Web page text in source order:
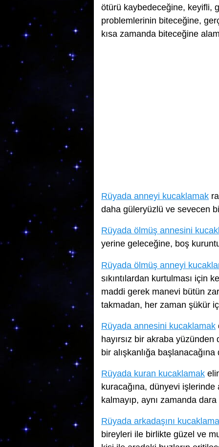
ötürü kaybedeceğine, keyifli,
problemlerinin biteceğine,
kısa zamanda biteceğine
Rüyada anneyi kucaklamak
daha güleryüzlü ve sevecen
Rüyada ölmüş annesini
yerine geleceğine, boş
Rüyada ölmüş anneyi
sıkıntılardan kurtulması için
maddi gerek manevi bütün
takmadan, her zaman şükür
Rüyada annesini kucaklamak
hayırsız bir akraba
bir alışkanlığa başlanacağına
Rüyada kuran kucaklamak
kuracağına, dünyevi
kalmayıp, aynı zamanda
Rüyada arkadaşını
bireyleri ile birlikte güzel ve